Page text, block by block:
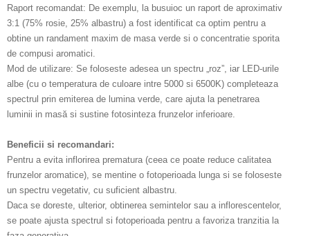
Raport recomandat: De exemplu, la busuioc un raport de aproximativ
3:1 (75% rosie, 25% albastru) a fost identificat ca optim pentru a
obtine un randament maxim de masa verde si o concentratie sporita
de compusi aromatici.
Mod de utilizare: Se foloseste adesea un spectru „roz”, iar LED-urile
albe (cu o temperatura de culoare intre 5000 si 6500K) completeaza
spectrul prin emiterea de lumina verde, care ajuta la penetrarea
luminii in masă si sustine fotosinteza frunzelor inferioare.
Beneficii si recomandari:
Pentru a evita inflorirea prematura (ceea ce poate reduce calitatea
frunzelor aromatice), se mentine o fotoperioada lunga si se foloseste
un spectru vegetativ, cu suficient albastru.
Daca se doreste, ulterior, obtinerea semintelor sau a inflorescentelor,
se poate ajusta spectrul si fotoperioada pentru a favoriza tranzitia la